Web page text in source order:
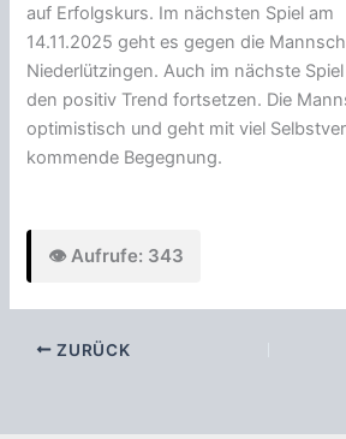
auf Erfolgskurs. Im nächsten Spiel am
14.11.2025 geht es gegen die
Niederlützingen. Auch im nächste
den positiv Trend fortsetzen. Die
optimistisch und geht mit viel
kommende Begegnung.
👁️ Aufrufe: 343
ZURÜCK